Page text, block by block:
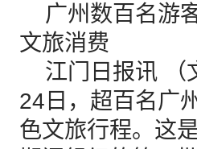
广州数百名游
文旅消费
江门日报讯 （
24日，超百名广
色文旅行程。这